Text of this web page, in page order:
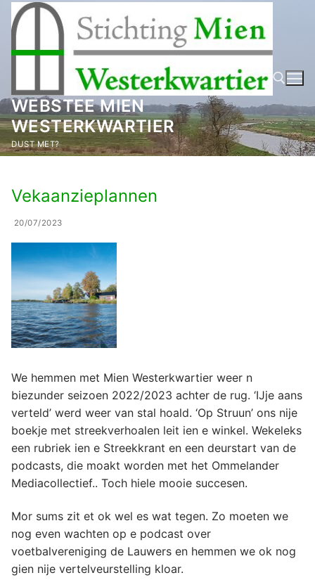
naar
inhoud
WEBSTEE MIEN
WESTERKWARTIER
DUST MET? Zoeken naar:
Vekaanzieplannen
20/07/2023
We hemmen met Mien Westerkwartier weer n
biezunder seizoen 2022/2023 achter de rug. ‘IJje aans
verteld’ werd weer van stal hoald. ‘Op Struun’ ons nije
boekje met streekverhoalen leit ien e winkel. Wekeleks
een rubriek ien e Streekkrant en een deurstart van de
podcasts, die moakt worden met het Ommelander
Mediacollectief.. Toch hiele mooie succesen.
Mor sums zit et ok wel es wat tegen. Zo moeten we
nog even wachten op e podcast over
voetbalvereniging de Lauwers en hemmen we ok nog
gien nije vertelveurstelling kloar.